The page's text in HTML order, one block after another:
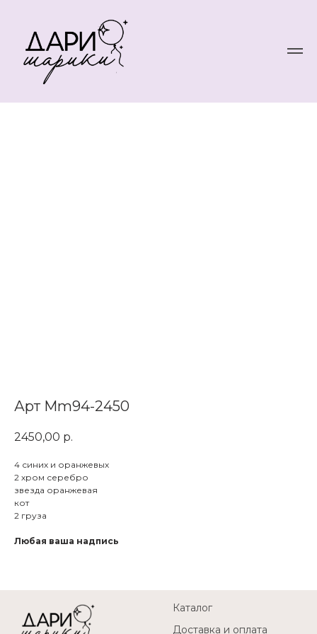
Арт Mm94-2450
2450,00 р.
4 синих и оранжевых
2 хром серебро
звезда оранжевая
кот
2 груза
Любая ваша надпись
Каталог
Доставка и оплата